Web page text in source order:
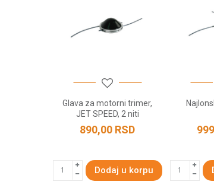
POŠALJI
Glava za motorni trimer,
JET SPEED, 2 niti
890,00 RSD
Dodaj u korpu